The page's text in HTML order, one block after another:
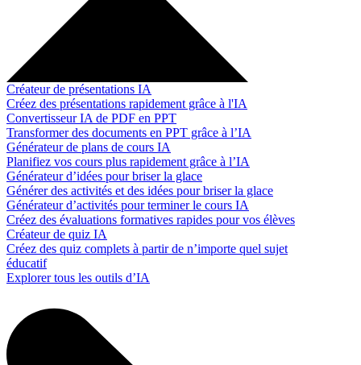
Créateur de présentations IA
Créez des présentations rapidement grâce à l'IA
Convertisseur IA de PDF en PPT
Transformer des documents en PPT grâce à l’IA
Générateur de plans de cours IA
Planifiez vos cours plus rapidement grâce à l’IA
Générateur d’idées pour briser la glace
Générer des activités et des idées pour briser la glace
Générateur d’activités pour terminer le cours IA
Créez des évaluations formatives rapides pour vos élèves
Créateur de quiz IA
Créez des quiz complets à partir de n’importe quel sujet
éducatif
Explorer tous les outils d’IA